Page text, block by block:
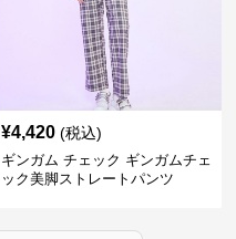
¥4,420 (税込)
ギンガム チェック ギンガムチェ
ック美脚ストレートパンツ